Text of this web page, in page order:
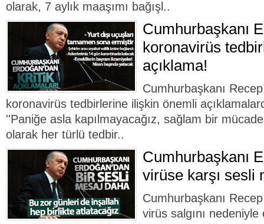
olarak, 7 aylık maaşımı bağışl..
Cumhurbaşkanı
koronavirüs
açıklama!
Cumhurbaşkanı
koronavirüs tedbirlerine ilişkin önemli
''Paniğe asla kapılmayacağız, sağlam bir
olarak her türlü tedbir..
Cumhurbaşkanı
virüse karşı sesli
Cumhurbaşkanı
virüs salgını